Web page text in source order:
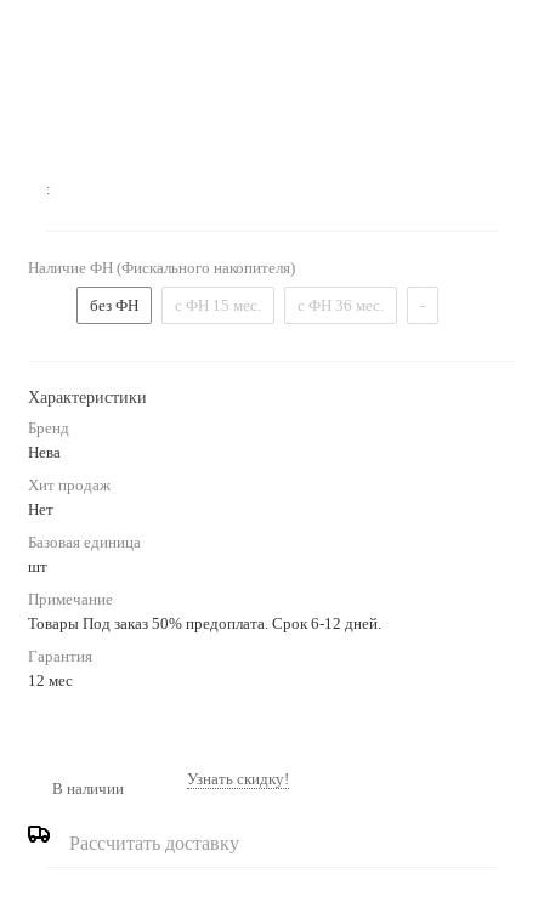
:
Наличие ФН (Фискального накопителя)
без ФН с ФН 15 мес. с ФН 36 мес. -
Характеристики
Бренд
Нева
Хит продаж
Нет
Базовая единица
шт
Примечание
Товары Под заказ 50% предоплата. Срок 6-12 дней.
Гарантия
12 мес
В наличии Узнать скидку!
Рассчитать доставку